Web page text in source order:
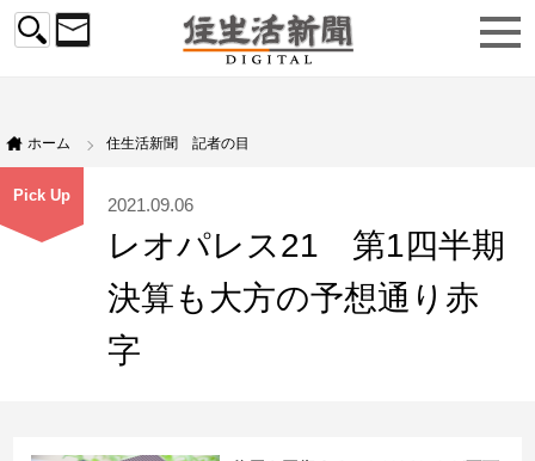
ホーム 住生活新聞 記者の目
Pick Up 2021.09.06
レオパレス21 第1四半期
決算も大方の予想通り赤
字